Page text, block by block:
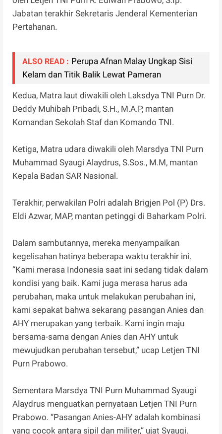
Jabatan terakhir Sekretaris Jenderal Kementerian
Pertahanan.
ALSO READ : Perupa Afnan Malay Ungkap Sisi
Kelam dan Titik Balik Lewat Pameran
Kedua, Matra laut diwakili oleh Laksdya TNI Purn Dr.
Deddy Muhibah Pribadi, S.H., M.A.P, mantan
Komandan Sekolah Staf dan Komando TNI.
Ketiga, Matra udara diwakili oleh Marsdya TNI Purn
Muhammad Syaugi Alaydrus, S.Sos., M.M, mantan
Kepala Badan SAR Nasional.
Terakhir, perwakilan Polri adalah Brigjen Pol (P) Drs.
Eldi Azwar, MAP, mantan petinggi di Baharkam Polri.
Dalam sambutannya, mereka menyampaikan
kegelisahan hatinya beberapa waktu terakhir ini.
“Kami merasa Indonesia saat ini sedang tidak dalam
kondisi yang baik. Kami juga merasa harus ada
perubahan, maka untuk melakukan perubahan ini,
kami sepakat bahwa sekarang pasangan Anies dan
AHY merupakan yang terbaik. Kami ingin maju
bersama-sama dengan Anies dan AHY untuk
mewujudkan perubahan tersebut,” ucap Letjen TNI
Purn Prabowo.
Sementara Marsdya TNI Purn Muhammad Syaugi
Alaydrus menguatkan pernyataan Letjen TNI Purn
Prabowo. “Pasangan Anies-AHY adalah kombinasi
yang cocok antara sipil dan militer,” ujat Syaugi.